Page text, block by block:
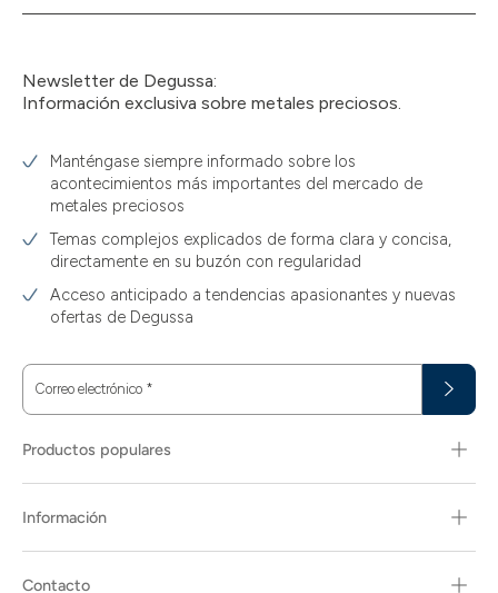
Newsletter de Degussa:
Información exclusiva sobre metales preciosos.
Manténgase siempre informado sobre los
acontecimientos más importantes del mercado de
metales preciosos
Temas complejos explicados de forma clara y concisa,
directamente en su buzón con regularidad
Acceso anticipado a tendencias apasionantes y nuevas
ofertas de Degussa
Correo electrónico *
Productos populares
Información
Contacto